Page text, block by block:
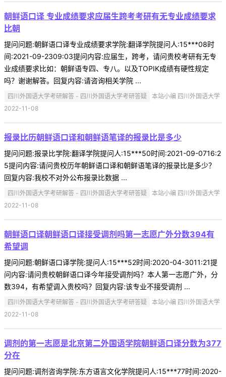
朝鲜语口译 专业成绩要求应届生跨考考研有无专业成绩要求
比朝
提问问题:朝鲜语口译专业成绩要求学院:翻译学院提问人:15***08时
间:2021-09-2309:03提问内容:应届生，跨考，请问贵校考研有无专
业成绩要求比如：朝鲜语专四、专八。以及TOPIK成绩有硬性规定
吗？谢谢解答。回复内容:请咨询相关学院 ...
四川外国语大学考研解答 - 四川外国语大学考研答疑
本站小编 四川外国语大学
2022-11-08
报录比历朝鲜语口译和朝鲜语笔译的报录比是多少
提问问题:报录比学院:翻译学院提问人:15***50时间:2021-09-0716:2
5提问内容:请问贵校历年朝鲜语口译和朝鲜语笔译的报录比是多少？
回复内容:我校不对外公布报录比数据 ...
四川外国语大学考研解答 - 四川外国语大学考研答疑
本站小编 四川外国语大学
2022-11-08
朝鲜语口译朝鲜语口译接受调剂吗第一志愿广外分数394有
希望调
提问问题:朝鲜语口译学院:提问人:15***52时间:2020-04-3011:21提
问内容:请问贵校朝鲜语口译今年接受调剂吗？本人第一志愿广外，分
数394，有希望调入贵校吗？回复内容:该专业不接受调剂 ...
四川外国语大学考研解答 - 四川外国语大学考研答疑
本站小编 四川外国语大学
2022-11-08
调剂的第一志愿是北京第二外国语学院朝鲜语口译分数为377
分在
提问问题:调剂咨询学院:东方语言文化学院提问人:15***77时间:2020-